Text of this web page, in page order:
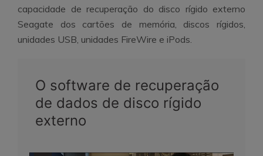
capacidade de recuperação do disco rígido externo
Seagate dos cartões de memória, discos rígidos,
unidades USB, unidades FireWire e iPods.
O software de recuperação
de dados de disco rígido
externo